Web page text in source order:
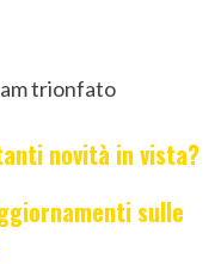
trionfato
novità in vista?
sulle